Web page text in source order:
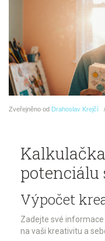
Zveřejněno od Drahoslav Krejčí
Výpočet
Zadejte své
na vaši kreativitu a